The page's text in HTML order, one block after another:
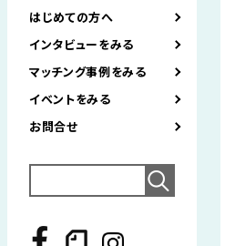
はじめての方へ
インタビューをみる
マッチング事例をみる
イベントをみる
お問合せ
for: